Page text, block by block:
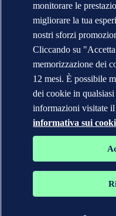
Informativa sulla privacy
Condizioni d'uso
Copyright © DNV
DNV* in Italia -
Informazioni sui
I marchi DNV GL®, DNV®,
monitorare le
migliorare la tua
nostri sforzi
Cliccando su
memorizzazione dei
12 mesi. È possibile
dei cookie in
informazioni visitate
informativa sui